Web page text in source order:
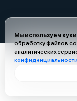
Мы используем
обработку файлов
аналитических
конфиденциальности